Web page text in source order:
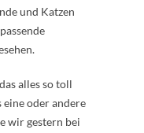
und Katzen
alles so toll
oder andere
wir gestern bei